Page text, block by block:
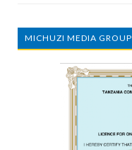
MICHUZI MEDIA GROUP